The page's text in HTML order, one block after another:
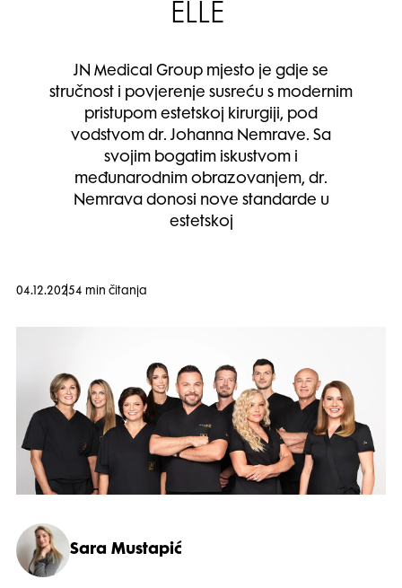
ELLE
JN Medical Group mjesto je gdje se
stručnost i povjerenje susreću s modernim
pristupom estetskoj kirurgiji, pod
vodstvom dr. Johanna Nemrave. Sa
svojim bogatim iskustvom i
međunarodnim obrazovanjem, dr.
Nemrava donosi nove standarde u
estetskoj
04.12.20254 min čitanja
Sara Mustapić